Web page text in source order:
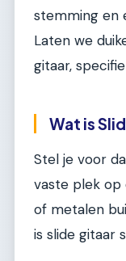
stemming en
Laten we
gitaar,
Wat is
Stel je voor
vaste plek op
of metalen
is slide gitaar